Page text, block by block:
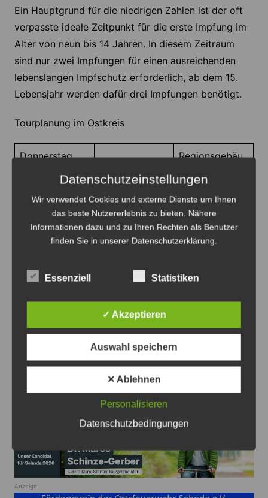
Ein Hauptgrund für die niedrigen Zahlen ist der oft
verpasste ideale Zeitpunkt für die erste Impfung im
Alter von neun bis 14 Jahren. In diesem Zeitraum
sind nur zwei Impfungen für einen ausreichenden
lebenslangen Impfschutz erforderlich, ab dem 15.
Lebensjahr werden dafür drei Impfungen benötigt.
Tourplanung im Ostkreis
Donnerstag
Regionsgebäu
Montag
04.05.2026 IGS Isernhagen
Donnerstag
21.05.2026 IGS Burgwedel
Freitag 05.06.2026
Gymnasium
09.06.2026
Mittwoch 10.06.2026
Anzeige
Datenschutzeinstellungen
Wir verwendet Cookies und externe Dienste um Ihnen
das beste Nutzererlebnis zu bieten. Nähere
Informationen dazu und zu Ihren Rechten als Benutzer
finden Sie in unserer Datenschutzerklärung.
Essenziell Statistiken
✓ Akzeptieren
Auswahl speichern
✕ Ablehnen
Personalisieren
Datenschutzbedingungen